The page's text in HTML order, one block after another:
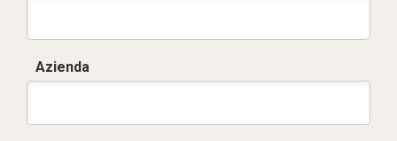
Azienda